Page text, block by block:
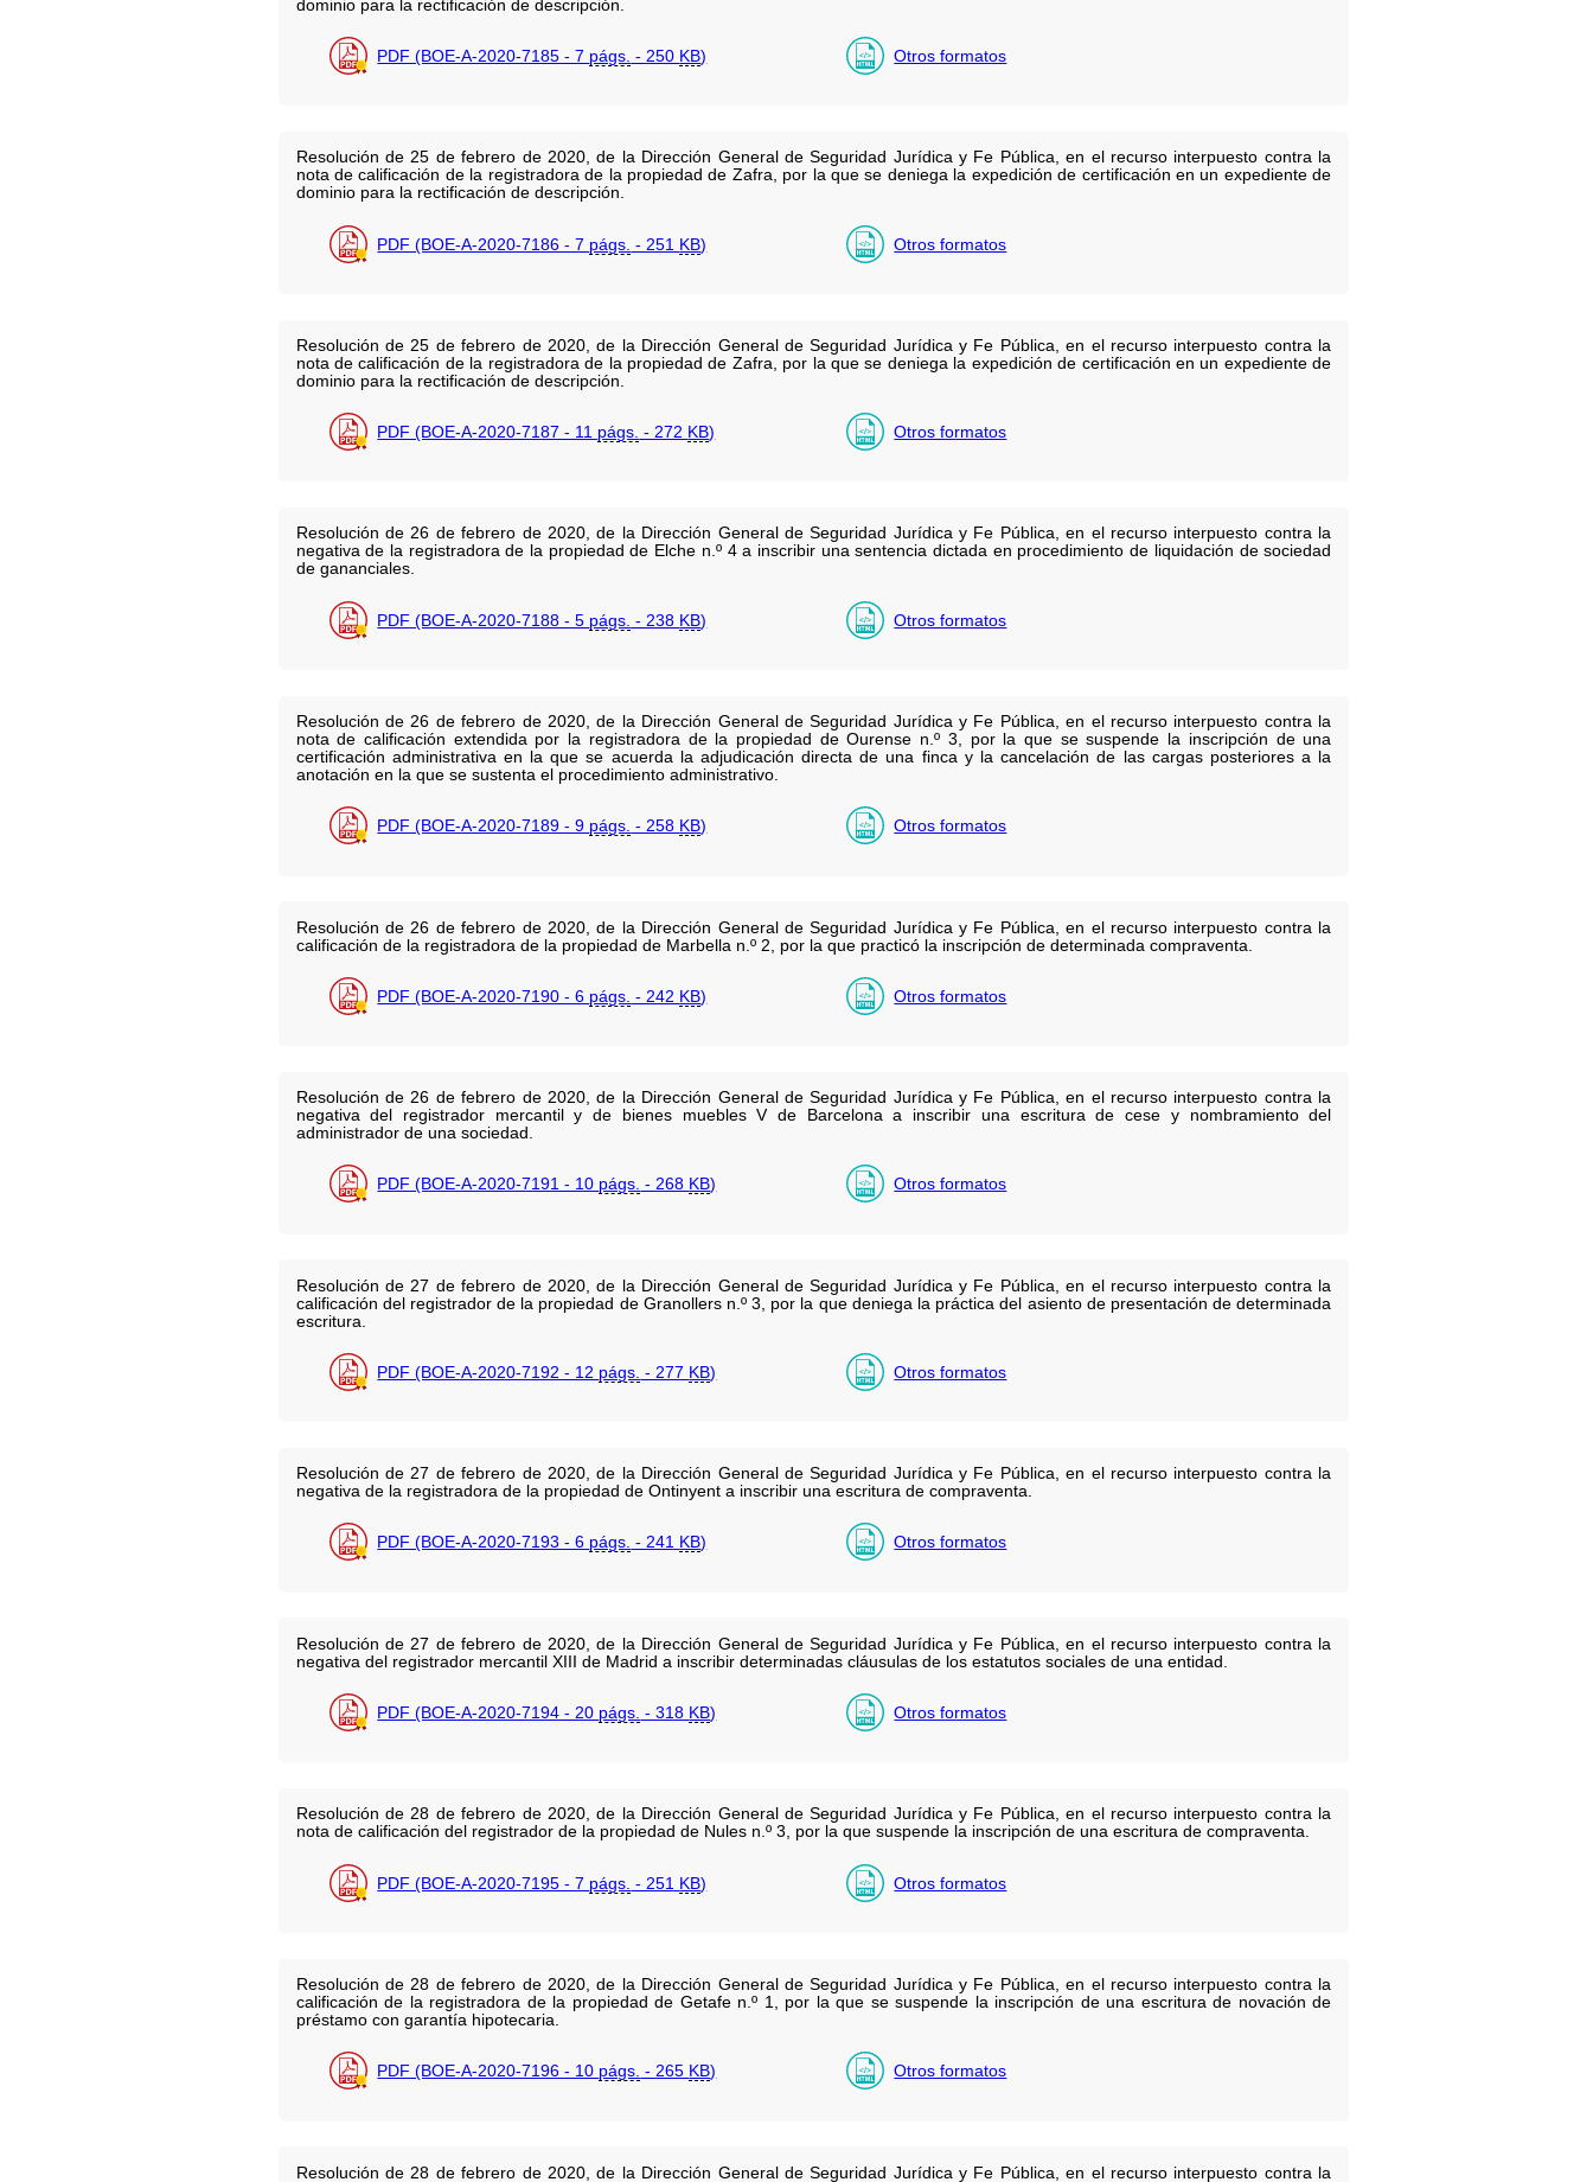
dominio para la rectificación de descripción.
PDF (BOE-A-2020-7185 - 7 págs. - 250 KB) Otros formatos
Resolución de 25 de febrero de 2020, de la Dirección General de Seguridad Jurídica y Fe Pública, en el recurso interpuesto contra la
nota de calificación de la registradora de la propiedad de Zafra, por la que se deniega la expedición de certificación en un expediente de
dominio para la rectificación de descripción.
PDF (BOE-A-2020-7186 - 7 págs. - 251 KB) Otros formatos
Resolución de 25 de febrero de 2020, de la Dirección General de Seguridad Jurídica y Fe Pública, en el recurso interpuesto contra la
nota de calificación de la registradora de la propiedad de Zafra, por la que se deniega la expedición de certificación en un expediente de
dominio para la rectificación de descripción.
PDF (BOE-A-2020-7187 - 11 págs. - 272 KB) Otros formatos
Resolución de 26 de febrero de 2020, de la Dirección General de Seguridad Jurídica y Fe Pública, en el recurso interpuesto contra la
negativa de la registradora de la propiedad de Elche n.º 4 a inscribir una sentencia dictada en procedimiento de liquidación de sociedad
de gananciales.
PDF (BOE-A-2020-7188 - 5 págs. - 238 KB) Otros formatos
Resolución de 26 de febrero de 2020, de la Dirección General de Seguridad Jurídica y Fe Pública, en el recurso interpuesto contra la
nota de calificación extendida por la registradora de la propiedad de Ourense n.º 3, por la que se suspende la inscripción de una
certificación administrativa en la que se acuerda la adjudicación directa de una finca y la cancelación de las cargas posteriores a la
anotación en la que se sustenta el procedimiento administrativo.
PDF (BOE-A-2020-7189 - 9 págs. - 258 KB) Otros formatos
Resolución de 26 de febrero de 2020, de la Dirección General de Seguridad Jurídica y Fe Pública, en el recurso interpuesto contra la
calificación de la registradora de la propiedad de Marbella n.º 2, por la que practicó la inscripción de determinada compraventa.
PDF (BOE-A-2020-7190 - 6 págs. - 242 KB) Otros formatos
Resolución de 26 de febrero de 2020, de la Dirección General de Seguridad Jurídica y Fe Pública, en el recurso interpuesto contra la
negativa del registrador mercantil y de bienes muebles V de Barcelona a inscribir una escritura de cese y nombramiento del
administrador de una sociedad.
PDF (BOE-A-2020-7191 - 10 págs. - 268 KB) Otros formatos
Resolución de 27 de febrero de 2020, de la Dirección General de Seguridad Jurídica y Fe Pública, en el recurso interpuesto contra la
calificación del registrador de la propiedad de Granollers n.º 3, por la que deniega la práctica del asiento de presentación de determinada
escritura.
PDF (BOE-A-2020-7192 - 12 págs. - 277 KB) Otros formatos
Resolución de 27 de febrero de 2020, de la Dirección General de Seguridad Jurídica y Fe Pública, en el recurso interpuesto contra la
negativa de la registradora de la propiedad de Ontinyent a inscribir una escritura de compraventa.
PDF (BOE-A-2020-7193 - 6 págs. - 241 KB) Otros formatos
Resolución de 27 de febrero de 2020, de la Dirección General de Seguridad Jurídica y Fe Pública, en el recurso interpuesto contra la
negativa del registrador mercantil XIII de Madrid a inscribir determinadas cláusulas de los estatutos sociales de una entidad.
PDF (BOE-A-2020-7194 - 20 págs. - 318 KB) Otros formatos
Resolución de 28 de febrero de 2020, de la Dirección General de Seguridad Jurídica y Fe Pública, en el recurso interpuesto contra la
nota de calificación del registrador de la propiedad de Nules n.º 3, por la que suspende la inscripción de una escritura de compraventa.
PDF (BOE-A-2020-7195 - 7 págs. - 251 KB) Otros formatos
Resolución de 28 de febrero de 2020, de la Dirección General de Seguridad Jurídica y Fe Pública, en el recurso interpuesto contra la
calificación de la registradora de la propiedad de Getafe n.º 1, por la que se suspende la inscripción de una escritura de novación de
préstamo con garantía hipotecaria.
PDF (BOE-A-2020-7196 - 10 págs. - 265 KB) Otros formatos
Resolución de 28 de febrero de 2020, de la Dirección General de Seguridad Jurídica y Fe Pública, en el recurso interpuesto contra la